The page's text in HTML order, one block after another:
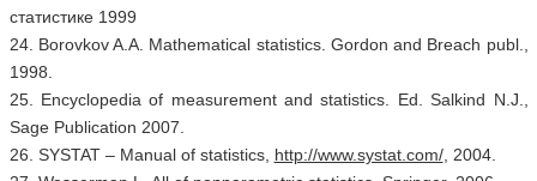
статистике 1999
24. Borovkov A.A. Mathematical statistics. Gordon and Breach publ.,
1998.
25. Encyclopedia of measurement and statistics. Ed. Salkind N.J.,
Sage Publication 2007.
26. SYSTAT – Manual of statistics, http://www.systat.com/, 2004.